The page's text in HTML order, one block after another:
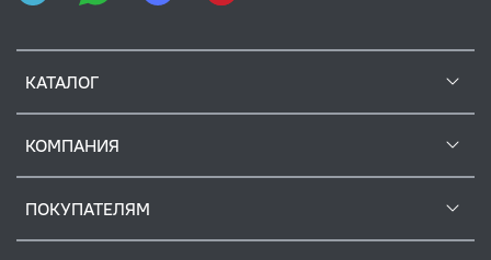
КАТАЛОГ
КОМПАНИЯ
ПОКУПАТЕЛЯМ